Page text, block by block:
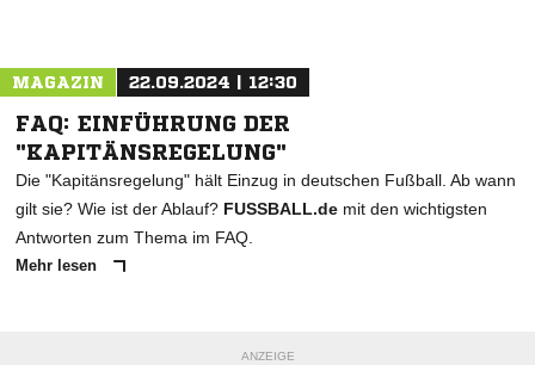
MAGAZIN 22.09.2024 | 12:30
FAQ: EINFÜHRUNG DER
"KAPITÄNSREGELUNG"
Die "Kapitänsregelung" hält Einzug in deutschen Fußball. Ab wann
gilt sie? Wie ist der Ablauf? FUSSBALL.de mit den wichtigsten
Antworten zum Thema im FAQ.
Mehr lesen
ANZEIGE